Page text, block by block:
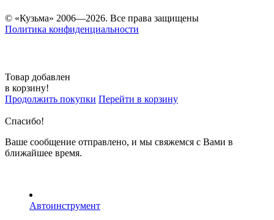
© «Кузьма» 2006—2026. Все права защищены
Политика конфиденциальности
Товар добавлен
в корзину!
Продолжить покупки Перейти в корзину
Спасибо!
Ваше сообщение отправлено, и мы свяжемся с Вами в
ближайшее время.
Автоинструмент